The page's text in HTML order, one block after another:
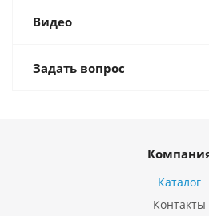
Видео
Задать вопрос
Каталог
Контакты